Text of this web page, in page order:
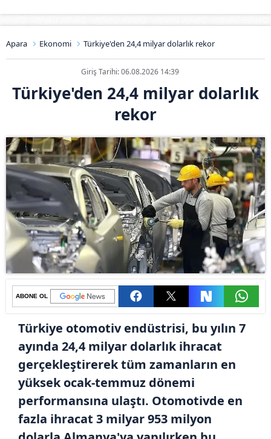
Apara Ekonomi Türkiye'den 24,4 milyar dolarlık rekor
Giriş Tarihi: 06.08.2026 14:39
Türkiye'den 24,4 milyar dolarlık
rekor
ABONE OL
Türkiye otomotiv endüstrisi, bu yılın 7
ayında 24,4 milyar dolarlık ihracat
gerçekleştirerek tüm zamanların en
yüksek ocak-temmuz dönemi
performansına ulaştı. Otomotivde en
fazla ihracat 3 milyar 953 milyon